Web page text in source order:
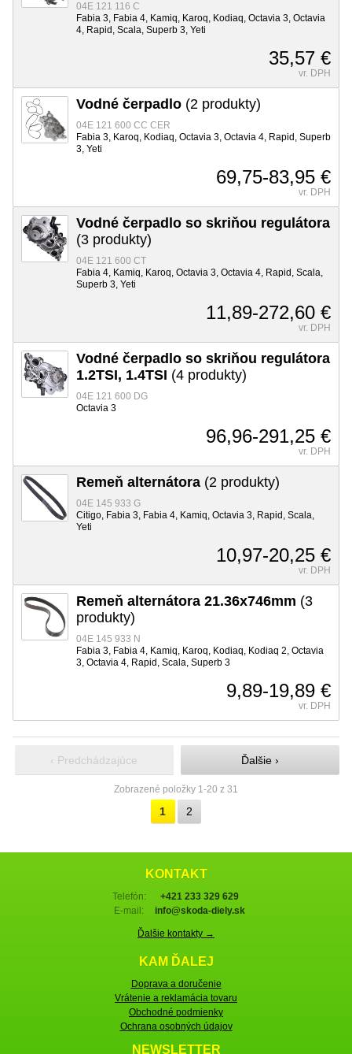
04E 121 116 C
Fabia 3, Fabia 4, Kamiq, Karoq, Kodiaq, Octavia 3, Octavia
4, Rapid, Scala, Superb 3, Yeti
35,57 €
vr. DPH
Vodné čerpadlo (2 produkty)
04E 121 600 CC CER
Fabia 3, Karoq, Kodiaq, Octavia 3, Octavia 4, Rapid, Superb
3, Yeti
69,75-83,95 €
vr. DPH
Vodné čerpadlo so skriňou regulátora
(3 produkty)
04E 121 600 CT
Fabia 4, Kamiq, Karoq, Octavia 3, Octavia 4, Rapid, Scala,
Superb 3, Yeti
11,89-272,60 €
vr. DPH
Vodné čerpadlo so skriňou regulátora
1.2TSI, 1.4TSI (4 produkty)
04E 121 600 DG
Octavia 3
96,96-291,25 €
vr. DPH
Remeň alternátora (2 produkty)
04E 145 933 G
Citigo, Fabia 3, Fabia 4, Kamiq, Octavia 3, Rapid, Scala,
Yeti
10,97-20,25 €
vr. DPH
Remeň alternátora 21.36x746mm (3
produkty)
04E 145 933 N
Fabia 3, Fabia 4, Kamiq, Karoq, Kodiaq, Kodiaq 2, Octavia
3, Octavia 4, Rapid, Scala, Superb 3
9,89-19,89 €
vr. DPH
‹ Predchádzajúce Ďalšie ›
Zobrazené položky 1-20 z 31
1 2
KONTAKT
Telefón:
+421 233 329 629
E-mail:
info@skoda-diely.sk
Ďalšie kontakty →
KAM ĎALEJ
Doprava a doručenie
Vrátenie a reklamácia tovaru
Obchodné podmienky
Ochrana osobných údajov
NEWSLETTER